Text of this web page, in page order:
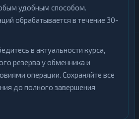
удобным способом.
обрабатывается в течение 30-
в актуальности курса,
резерва у обменника и
операции. Сохраняйте все
до полного завершения